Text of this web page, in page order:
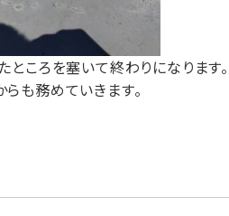
ところを塞いて終わりになります。
も務めていきます。